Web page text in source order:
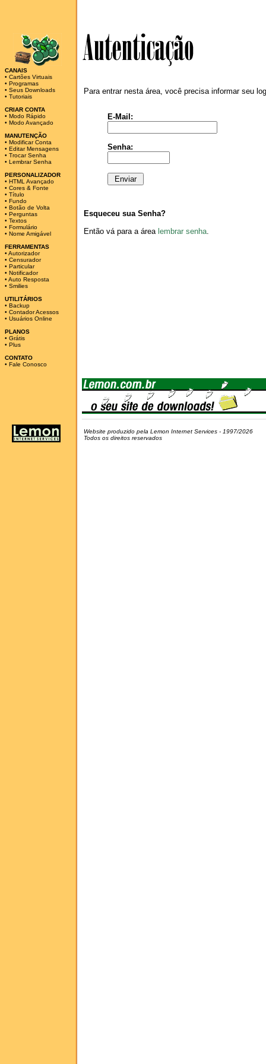
CANAIS
• Cartões Virtuais
• Programas
• Seus Downloads
• Tutoriais
CRIAR CONTA
• Modo Rápido
• Modo Avançado
MANUTENÇÃO
• Modificar Conta
• Editar Mensagens
• Trocar Senha
• Lembrar Senha
PERSONALIZADOR
• HTML Avançado
• Cores & Fonte
• Título
• Fundo
• Botão de Volta
• Perguntas
• Textos
• Formulário
• Nome Amigável
FERRAMENTAS
• Autorizador
• Censurador
• Particular
• Notificador
• Auto Resposta
• Smilies
UTILITÁRIOS
• Backup
• Contador Acessos
• Usuários Online
PLANOS
• Grátis
• Plus
CONTATO
• Fale Conosco
Para entrar nesta área, você precisa informar seu
E-Mail:
Senha:
Esqueceu sua Senha?
Então vá para a área lembrar senha.
Website produzido pela Lemon Internet Services - 1997/2026
Todos os direitos reservados